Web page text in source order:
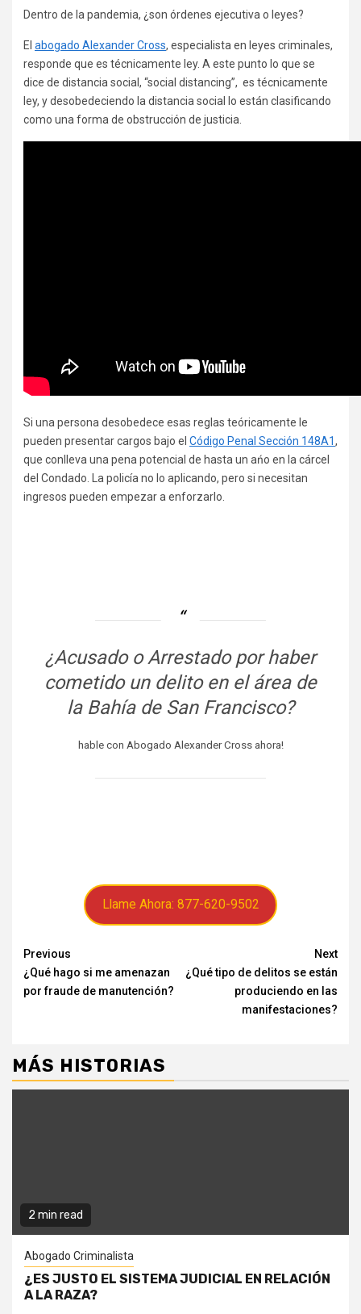
Dentro de la pandemia, ¿son órdenes ejecutiva o leyes?
El abogado Alexander Cross, especialista en leyes criminales,
responde que es técnicamente ley. A este punto lo que se
dice de distancia social, “social distancing”, es técnicamente
ley, y desobedeciendo la distancia social lo están clasificando
como una forma de obstrucción de justicia.
Si una persona desobedece esas reglas teóricamente le
pueden presentar cargos bajo el Código Penal Sección 148A1,
que conlleva una pena potencial de hasta un ańo en la cárcel
del Condado. La policía no lo aplicando, pero si necesitan
ingresos pueden empezar a enforzarlo.
¿Acusado o Arrestado por haber
cometido un delito en el área de
la Bahía de San Francisco?
hable con Abogado Alexander Cross ahora!
Llame Ahora: 877-620-9502
Continue
Reading
Previous
¿Qué hago si me amenazan
por fraude de manutención?
Next
¿Qué tipo de delitos se están
produciendo en las
manifestaciones?
MÁS HISTORIAS
2 min read
Abogado Criminalista
¿ES JUSTO EL SISTEMA JUDICIAL EN RELACIÓN
A LA RAZA?